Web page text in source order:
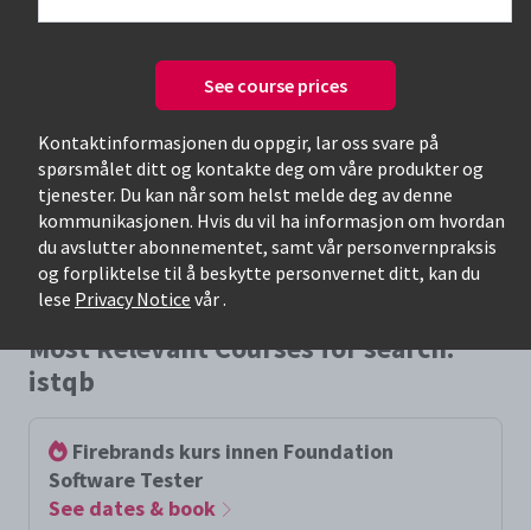
See course prices
Kontaktinformasjonen du oppgir, lar oss svare på
spørsmålet ditt og kontakte deg om våre produkter og
tjenester. Du kan når som helst melde deg av denne
kommunikasjonen. Hvis du vil ha informasjon om hvordan
du avslutter abonnementet, samt vår personvernpraksis
og forpliktelse til å beskytte personvernet ditt, kan du
lese Privacy Notice vår .
Most Relevant Courses for search:
istqb
Firebrands kurs innen Foundation
Software Tester
See dates & book